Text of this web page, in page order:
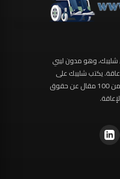
وهو مدون ليبي
يكتب شليبك على
المدونة منذ عام 2009، ونشر أكثر من 100 مقال عن حقوق